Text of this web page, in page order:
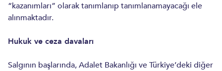
“kazanımları” olarak tanımlanıp tanımlanamayacağı ele
alınmaktadır.
Hukuk ve ceza davaları
Salgının başlarında, Adalet Bakanlığı ve Türkiye’deki diğer
TEKNOLOJI, MEDYA VE TELEKOMÜNIKASYON
ENERJI VE TABII KAYNAKLAR